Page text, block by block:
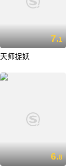
7.1
天师捉妖
6.8